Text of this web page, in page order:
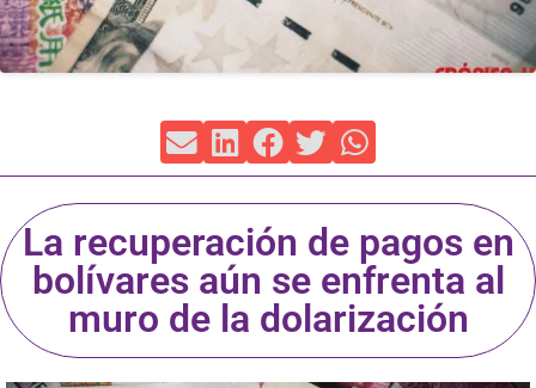
La recuperación de pagos en
bolívares aún se enfrenta al
muro de la dolarización